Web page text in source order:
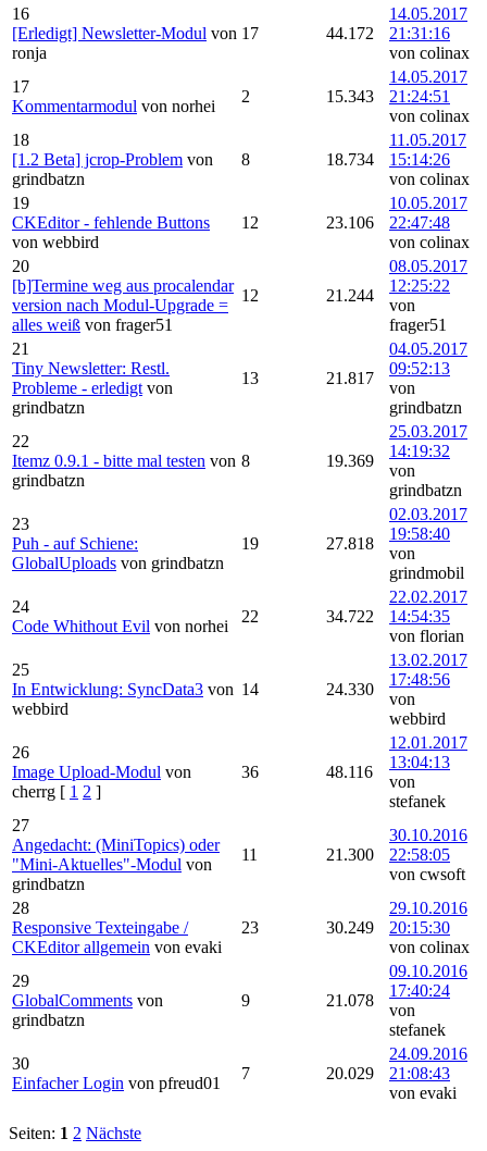
16
[Erledigt] Newsletter-Modul von
ronja
17 44.172
14.05.2017
21:31:16
von colinax
17
Kommentarmodul von norhei
2 15.343
14.05.2017
21:24:51
von colinax
18
[1.2 Beta] jcrop-Problem von
grindbatzn
8 18.734
11.05.2017
15:14:26
von colinax
19
CKEditor - fehlende Buttons
von webbird
12 23.106
10.05.2017
22:47:48
von colinax
20
[b]Termine weg aus procalendar
version nach Modul-Upgrade =
alles weiß von frager51
12 21.244
08.05.2017
12:25:22
von
frager51
21
Tiny Newsletter: Restl.
Probleme - erledigt von
grindbatzn
13 21.817
04.05.2017
09:52:13
von
grindbatzn
22
Itemz 0.9.1 - bitte mal testen von
grindbatzn
8 19.369
25.03.2017
14:19:32
von
grindbatzn
23
Puh - auf Schiene:
GlobalUploads von grindbatzn
19 27.818
02.03.2017
19:58:40
von
grindmobil
24
Code Whithout Evil von norhei
22 34.722
22.02.2017
14:54:35
von florian
25
In Entwicklung: SyncData3 von
webbird
14 24.330
13.02.2017
17:48:56
von
webbird
26
Image Upload-Modul von
cherrg [ 1 2 ]
36 48.116
12.01.2017
13:04:13
von
stefanek
27
Angedacht: (MiniTopics) oder
"Mini-Aktuelles"-Modul von
grindbatzn
11 21.300
30.10.2016
22:58:05
von cwsoft
28
Responsive Texteingabe /
CKEditor allgemein von evaki
23 30.249
29.10.2016
20:15:30
von colinax
29
GlobalComments von
grindbatzn
9 21.078
09.10.2016
17:40:24
von
stefanek
30
Einfacher Login von pfreud01
7 20.029
24.09.2016
21:08:43
von evaki
Seiten: 1 2 Nächste